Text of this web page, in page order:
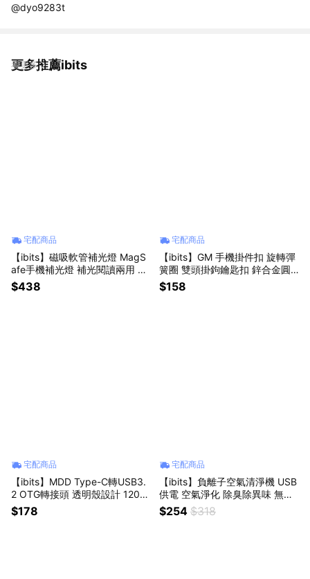
@dyo9283t
更多推薦ibits
看更多
宅配商品
【ibits】磁吸軟管補光燈 MagS
afe手機補光燈 補光閱讀兩用 護
眼調光色溫 直播自拍 L8
$438
宅配商品
【ibits】GM 手機掛件扣 旋轉彈
簧圈 雙頭掛鉤鑰匙扣 鋅合金圓
環 20MINIG
$158
宅配商品
【ibits】MDD Type-C轉USB3.
2 OTG轉接頭 透明殼設計 120W
快充 10Gbps傳輸
$178
宅配商品
【ibits】負離子空氣清淨機 USB
供電 空氣淨化 除臭除異味 無噪
音 除甲醛 輕巧便攜 車用辦公小
物 浴室臥室客廳廚房 送禮
$254 $318